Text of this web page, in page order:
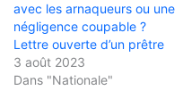
avec les arnaqueurs ou une
négligence coupable ?
Lettre ouverte d’un prêtre
3 août 2023
Dans "Nationale"